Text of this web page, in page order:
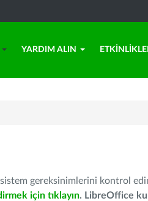
YARDIM ALIN
gereksinimlerini kontrol
için tıklayın. LibreOffice